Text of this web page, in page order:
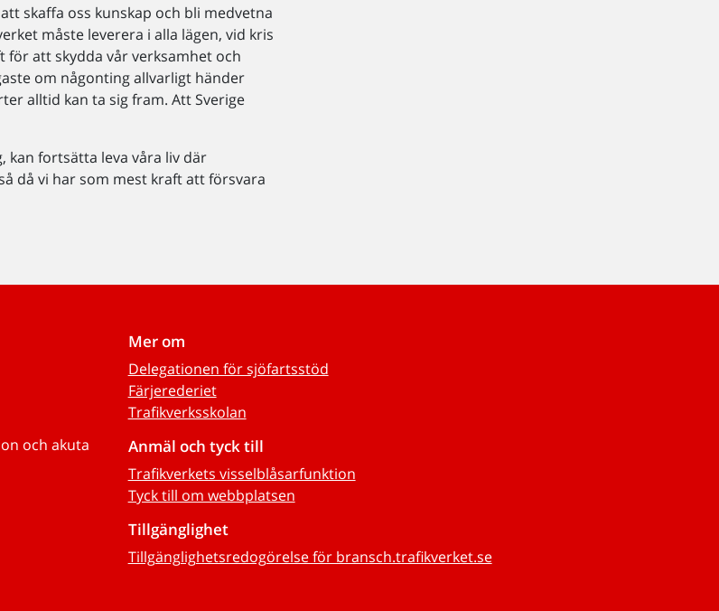
skaffa oss kunskap och bli medvetna
måste leverera i alla lägen, vid kris
att skydda vår verksamhet och
om någonting allvarligt händer
alltid kan ta sig fram. Att Sverige
kan fortsätta leva våra liv där
då vi har som mest kraft att försvara
och akuta
Mer om
Delegationen för sjöfartsstöd
Färjerederiet
Trafikverksskolan
Anmäl och tyck till
Trafikverkets visselblåsarfunktion
Tyck till om webbplatsen
Tillgänglighet
Tillgänglighetsredogörelse för bransch.trafikverket.se